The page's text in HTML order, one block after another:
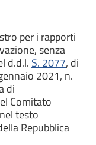
per i rapporti
senza
d.d.l. S. 2077, di
2021, n.
di
Comitato
testo
Repubblica